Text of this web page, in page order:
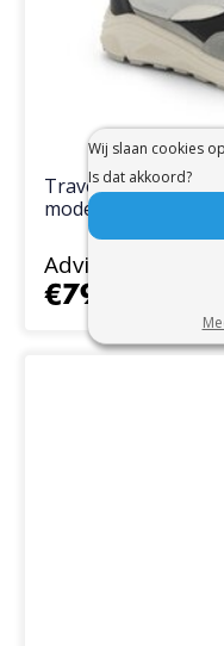
Travelin’ Riber
model met
Adviesprijs
€79,95
Wij slaan cookies
Is dat akkoord?